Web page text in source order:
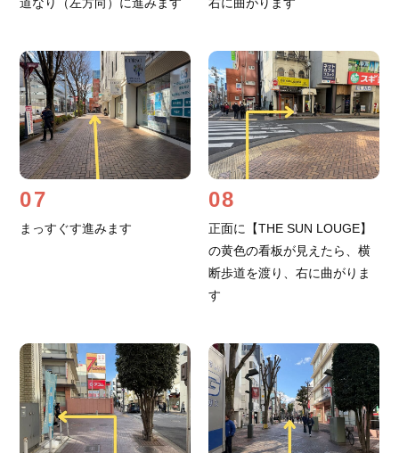
07
まっすぐす進みます
08
正面に【THE SUN LOUGE】
の黄色の看板が見えたら、横
断歩道を渡り、右に曲がりま
す